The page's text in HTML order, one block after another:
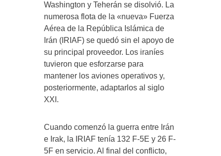
Washington y Teherán se disolvió. La
numerosa flota de la «nueva» Fuerza
Aérea de la República Islámica de
Irán (IRIAF) se quedó sin el apoyo de
su principal proveedor. Los iraníes
tuvieron que esforzarse para
mantener los aviones operativos y,
posteriormente, adaptarlos al siglo
XXI.
Cuando comenzó la guerra entre Irán
e Irak, la IRIAF tenía 132 F-5E y 26 F-
5F en servicio. Al final del conflicto,